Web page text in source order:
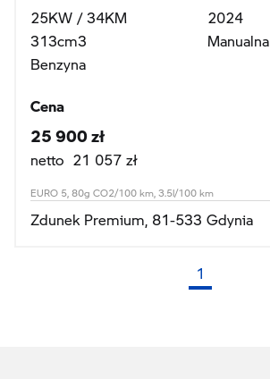
25KW / 34KM
313cm3
Benzyna
2024
Manualna
Cena
25 900 zł
netto 21 057 zł
EURO 5, 80g CO2/100 km, 3.5l/100 km
Zdunek Premium, 81-533 Gdynia
1